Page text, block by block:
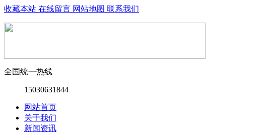
收藏本站 在线留言 网站地图 联系我们
全国统一热线
15030631844
网站首页
关于我们
新闻资讯